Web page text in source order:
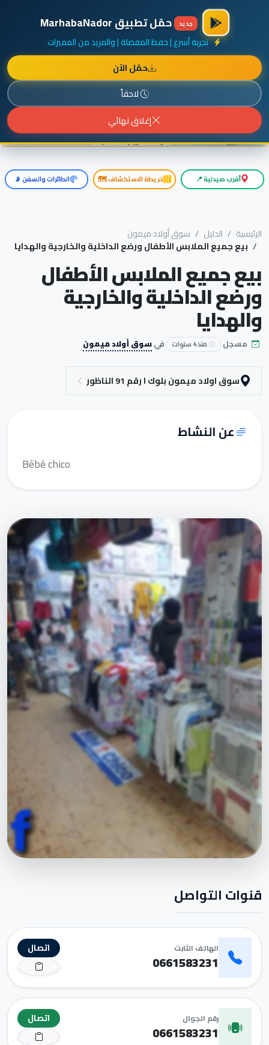
أضف نشاطك مجاناً
جديد حمّل تطبيق MarhabaNador
تجربة أسرع | حفظ المفضلة | والمزيد من المميزات
حمّل الآن
لاحقاً
إغلاق نهائي
إعلان ممول المزيد حول هذا الإعلان
أقرب صيدلية 📍 خريطة الاستكشاف 🗺️ الطائرات والسفن 📡
الرئيسية الدليل
سوق أولاد ميمون
بيع جميع الملابس الأطفال ورضع الداخلية والخارجية والهدايا
بيع جميع الملابس الأطفال
ورضع الداخلية والخارجية
والهدايا
مسجل منذ 4 سنوات فيسوق أولاد ميمون
سوق اولاد ميمون بلوك ا رقم 91 الناظور
عن النشاط
Bébé chico
قنوات التواصل
الهاتف الثابت
0661583231
اتصال
رقم الجوال
0661583231
اتصال